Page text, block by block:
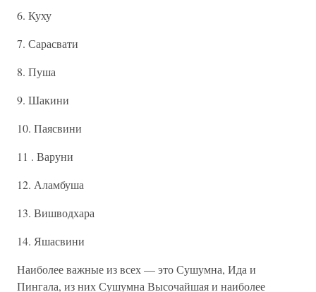
6. Куху
7. Сарасвати
8. Пуша
9. Шакини
10. Паясвини
11 . Варуни
12. Аламбуша
13. Вишводхара
14. Яшасвини
Наиболее важные из всех — это Сушумна, Ида и
Пингала, из них Сушумна Высочайшая и наиболее